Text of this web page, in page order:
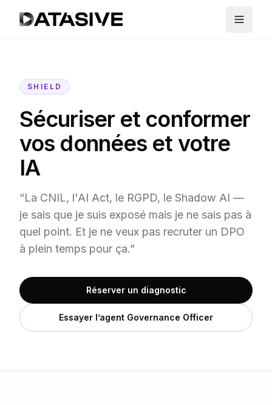
SHIELD
Sécuriser et conformer
vos données et votre
IA
“La CNIL, l'AI Act, le RGPD, le Shadow AI —
je sais que je suis exposé mais je ne sais pas à
quel point. Et je ne veux pas recruter un DPO
à plein temps pour ça.”
Réserver un diagnostic
Essayer l’agent Governance Officer